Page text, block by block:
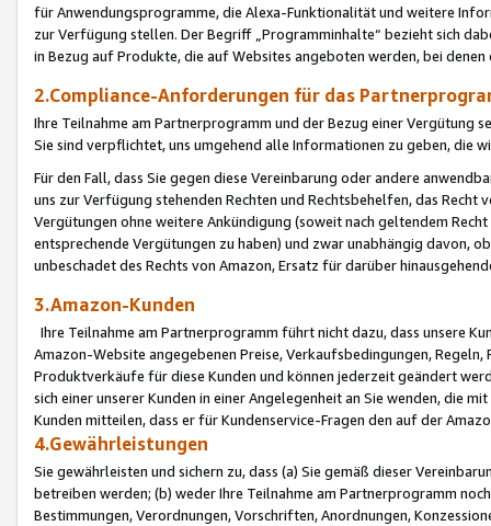
für Anwendungsprogramme, die Alexa-Funktionalität und weitere
zur Verfügung stellen. Der Begriff „Programminhalte“ bezieht sich
in Bezug auf Produkte, die auf Websites angeboten werden, bei
2.Compliance-Anforderungen für das
Ihre Teilnahme am Partnerprogramm und der Bezug einer Vergütung
Sie sind verpflichtet, uns umgehend alle Informationen zu geben, die
Für den Fall, dass Sie gegen diese Vereinbarung oder andere
uns zur Verfügung stehenden Rechten und Rechtsbehelfen, das
Vergütungen ohne weitere Ankündigung (soweit nach geltendem
entsprechende Vergütungen zu haben) und zwar unabhängig davon,
unbeschadet des Rechts von Amazon, Ersatz für darüber
3.Amazon-Kunden
Ihre Teilnahme am Partnerprogramm führt nicht dazu, dass unsere
Amazon-Website angegebenen Preise, Verkaufsbedingungen,
Produktverkäufe für diese Kunden und können jederzeit geändert
sich einer unserer Kunden in einer Angelegenheit an Sie wenden, die
Kunden mitteilen, dass er für Kundenservice-Fragen den auf der
4.Gewährleistungen
Sie gewährleisten und sichern zu, dass (a) Sie gemäß dieser
betreiben werden; (b) weder Ihre Teilnahme am Partnerprogramm
Bestimmungen, Verordnungen, Vorschriften, Anordnungen,